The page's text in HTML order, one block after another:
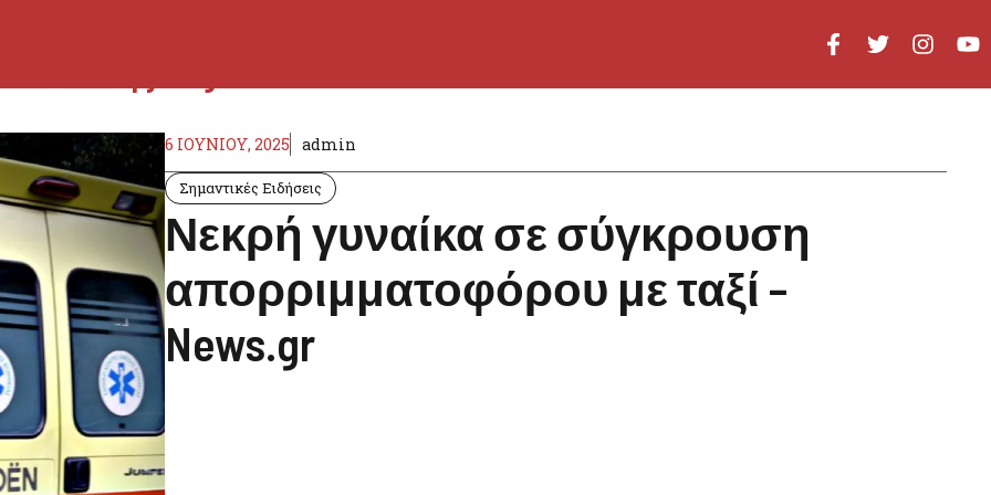
6 ΙΟΥΝΊΟΥ, 2025 admin
Σημαντικές Ειδήσεις
Νεκρή γυναίκα σε σύγκρουση
απορριμματοφόρου με ταξί –
News.gr